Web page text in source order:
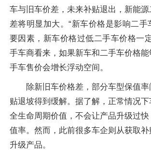
车与旧车价差，未来补贴退出，新能
差将明显加大。“新车价格是影响二手
要因素，新车价格过低二手车价格一
手车商看来，如果新车和二手车价格
手车售价会增长浮动空间。
除新旧车价格差，部分车型保值
贴退坡得到缓解。据了解，正常情况
全生命周期价值，不会让产品升级过
值率。然而，此前很多车企则从获取
升级产品。